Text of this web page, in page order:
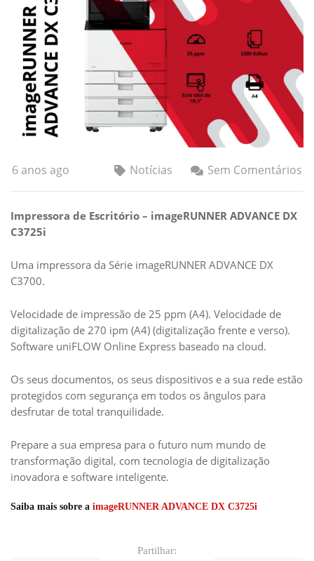
6 anos ago Notícias Sem Comentários
Impressora de Escritório – imageRUNNER ADVANCE DX
C3725i
Uma impressora da Série imageRUNNER ADVANCE DX
C3700.
Velocidade de impressão de 25 ppm (A4). Velocidade de
digitalização de 270 ipm (A4) (digitalização frente e verso).
Software uniFLOW Online Express baseado na cloud.
Os seus documentos, os seus dispositivos e a sua rede estão
protegidos com segurança em todos os ângulos para
desfrutar de total tranquilidade.
Prepare a sua empresa para o futuro num mundo de
transformação digital, com tecnologia de digitalização
inovadora e software inteligente.
Saiba mais sobre a imageRUNNER ADVANCE DX C3725i
Partilhar: